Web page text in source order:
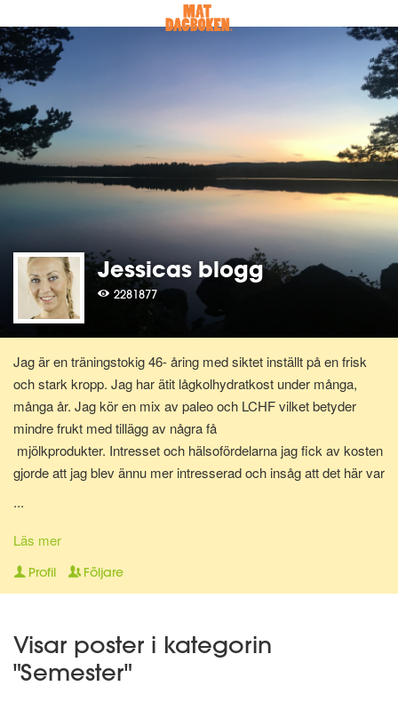
Jessicas blogg
2281877
Jag är en träningstokig 46- åring med siktet inställt på en frisk
och stark kropp. Jag har ätit lågkolhydratkost under många,
många år. Jag kör en mix av paleo och LCHF vilket betyder
mindre frukt med tillägg av några få
mjölkprodukter. Intresset och hälsofördelarna jag fick av kosten
gjorde att jag blev ännu mer intresserad och insåg att det här var
kostrådgivare via Anna Hallén utbildningar. Redo att hjälpa och
peppa dig på vägen till att nå ditt hälsomål! Om det så gäller
viktnedgång, hålla vikten, må bättre, träna på lågkolhydratkost,
...
Läs mer
Profil Följare
Visar poster i kategorin
"Semester"